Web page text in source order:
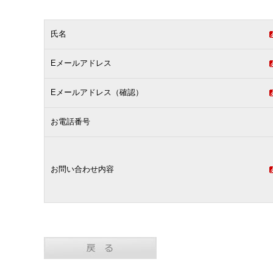
氏名
Eメールアドレス
Eメールアドレス（確認）
お電話番号
お問い合わせ内容